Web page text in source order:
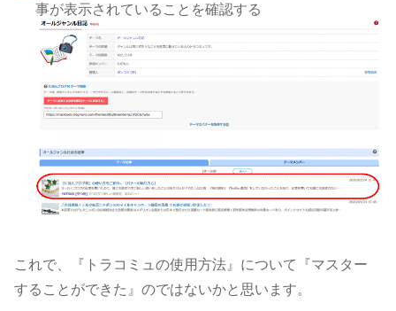
事が表示されていることを確認する
これで、『トラコミュの使用方法』について『マスター
することができた』のではないかと思います。